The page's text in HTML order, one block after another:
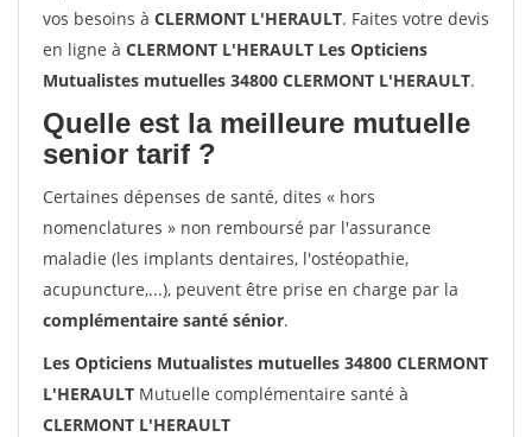
vos besoins à CLERMONT L'HERAULT. Faites votre devis
en ligne à CLERMONT L'HERAULT Les Opticiens
Mutualistes mutuelles 34800 CLERMONT L'HERAULT.
Quelle est la meilleure mutuelle
senior tarif ?
Certaines dépenses de santé, dites « hors
nomenclatures » non remboursé par l'assurance
maladie (les implants dentaires, l'ostéopathie,
acupuncture,...), peuvent être prise en charge par la
complémentaire santé sénior.
Les Opticiens Mutualistes mutuelles 34800 CLERMONT
L'HERAULT Mutuelle complémentaire santé à
CLERMONT L'HERAULT